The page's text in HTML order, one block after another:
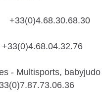
+33(0)4.68.30.68.30
- Multisports, babyjudo